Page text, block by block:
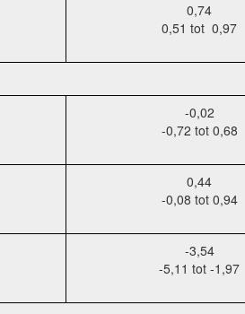
0,74
0,51 tot 0,97
-0,02
-0,72 tot 0,68
0,44
-0,08 tot 0,94
-3,54
-5,11 tot -1,97